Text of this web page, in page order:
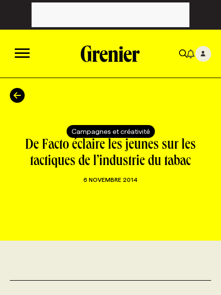
ACTUALITÉS
CATÉGORIES
TOUTES LES CATÉGORIES
AFFAIRES DE L'INDUSTRIE
CHRONIQUES
WEB & MÉDIAS SOCIAUX
FORFAITS ABONNEMENT
INFOLETTRES
INFOLETTRE PUBLICITÉ
CONSULTER LA CVTHÈQUE
VOIR LES OFFRES
FAQ
NOS FORMATIONS EN LIGNE
CHASSE DE TÊTE
Campagnes et créativité
De Facto éclaire les jeunes sur les
tactiques de l’industrie du tabac
6 NOVEMBRE 2014